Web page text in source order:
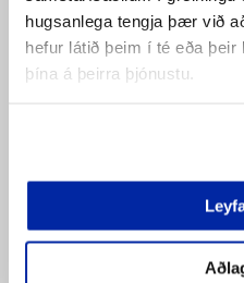
hugsanlega tengja þær við
hefur látið þeim í té eða
þína á þeirra þjónustu.
Snittskrúfur Fleka
Ryðfríar 6,3×32
pöntunarlista